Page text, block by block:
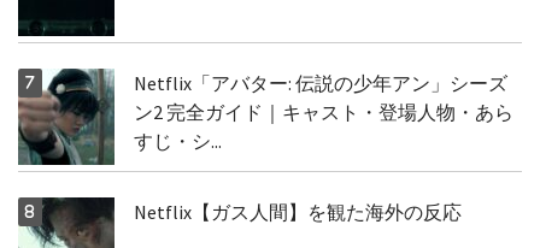
Netflix「アバター: 伝説の少年アン」シーズ
ン2 完全ガイド｜キャスト・登場人物・あら
すじ・シ...
Netflix【ガス人間】を観た海外の反応